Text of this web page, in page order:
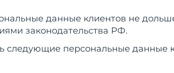
данные клиентов не
законодательства РФ.
следующие персональные данные